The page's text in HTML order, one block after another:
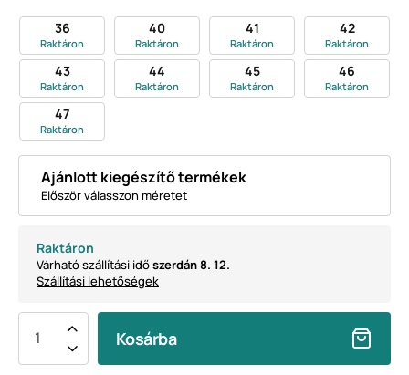
36
Raktáron
40
Raktáron
41
Raktáron
42
Raktáron
43
Raktáron
44
Raktáron
45
Raktáron
46
Raktáron
47
Raktáron
Ajánlott kiegészítő termékek
Először válasszon méretet
Raktáron
Várható szállítási időszerdán 8. 12.
Szállítási lehetőségek
Kosárba